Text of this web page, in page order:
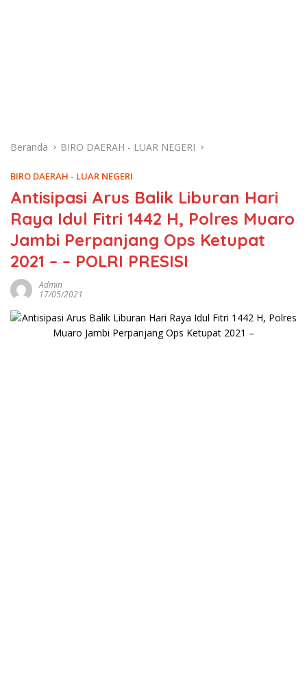
Beranda BIRO DAERAH - LUAR NEGERI
BIRO DAERAH - LUAR NEGERI
Antisipasi Arus Balik Liburan Hari
Raya Idul Fitri 1442 H, Polres Muaro
Jambi Perpanjang Ops Ketupat
2021 – – POLRI PRESISI
Admin
17/05/2021